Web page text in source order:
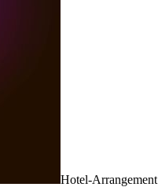
Hotel-Arrangement